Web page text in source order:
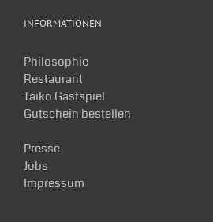
INFORMATIONEN
Philosophie
Restaurant
Taiko Gastspiel
Gutschein bestellen
Presse
Jobs
Impressum